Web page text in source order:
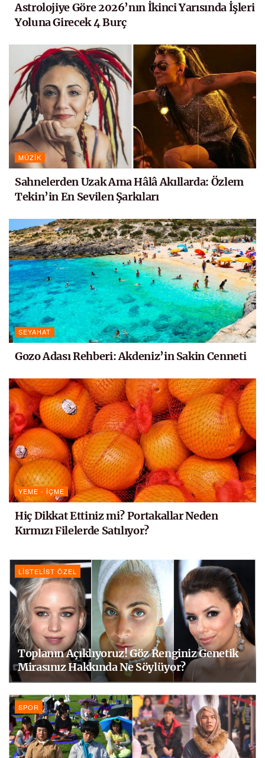
Astrolojiye Göre 2026’nın İkinci Yarısında İşleri
Yoluna Girecek 4 Burç
MÜZIK
Sahnelerden Uzak Ama Hâlâ Akıllarda: Özlem
Tekin’in En Sevilen Şarkıları
SEYAHAT
Gozo Adası Rehberi: Akdeniz’in Sakin Cenneti
YEME - İÇME
Hiç Dikkat Ettiniz mi? Portakallar Neden
Kırmızı Filelerde Satılıyor?
LISTELIST ÖZEL
Toplanın Açıklıyoruz! Göz Renginiz Genetik
Mirasınız Hakkında Ne Söylüyor?
SPOR